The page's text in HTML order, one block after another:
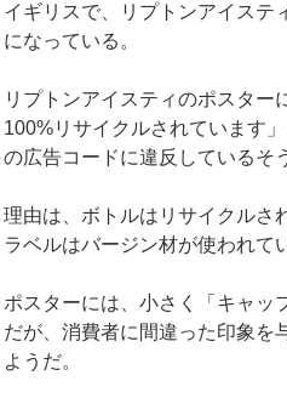
イギリスで、リプトンアイステ
になっている。
リプトンアイスティのポスター
100%リサイクルされています
の広告コードに違反しているそ
理由は、ボトルはリサイクルさ
ラベルはバージン材が使われて
ポスターには、小さく「キャッ
だが、消費者に間違った印象を
ようだ。